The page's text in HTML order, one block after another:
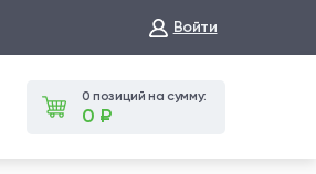
Войти
0 позиций на сумму:
0 ₽